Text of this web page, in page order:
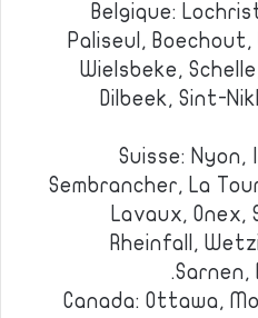
Belgique:
Paliseul, Boechout,
Wielsbeke,
Dilbeek, Sint-
Suisse:
Sembrancher, La
Lavaux, Onex,
Rheinfall,
Sarnen,
Canada: Ottawa,